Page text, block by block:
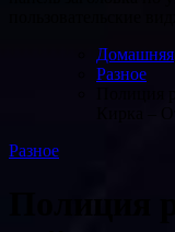
Домашняя
Разное
Разное